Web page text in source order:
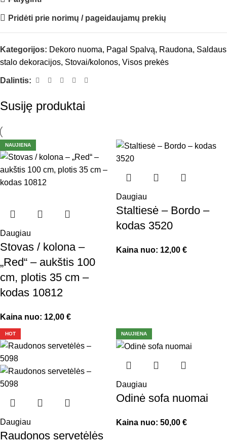
Pridėti prie norimų / pageidaujamų prekių
Kategorijos: Dekoro nuoma, Pagal Spalvą, Raudona, Saldaus
stalo dekoracijos, Stovai/kolonos, Visos prekės
Dalintis:
Susiję produktai
NAUJIENA
Daugiau
Stovas / kolona –
„Red“ – aukštis 100
cm, plotis 35 cm –
kodas 10812
Kaina nuo: 12,00 €
Daugiau
Staltiesė – Bordo –
kodas 3520
Kaina nuo: 12,00 €
HOT
Daugiau
Raudonos servetėlės
NAUJIENA
Daugiau
Odinė sofa nuomai
Kaina nuo: 50,00 €